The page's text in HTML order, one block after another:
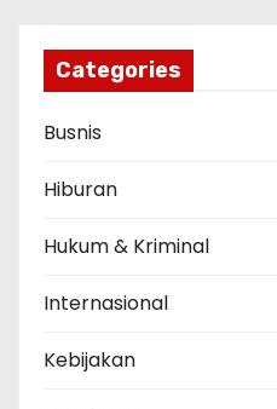
Categories
Busnis
Hiburan
Hukum & Kriminal
Internasional
Kebijakan